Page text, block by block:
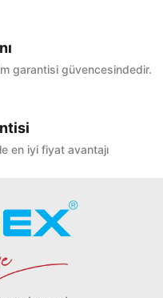
garantisi güvencesindedir.
en iyi fiyat avantajı